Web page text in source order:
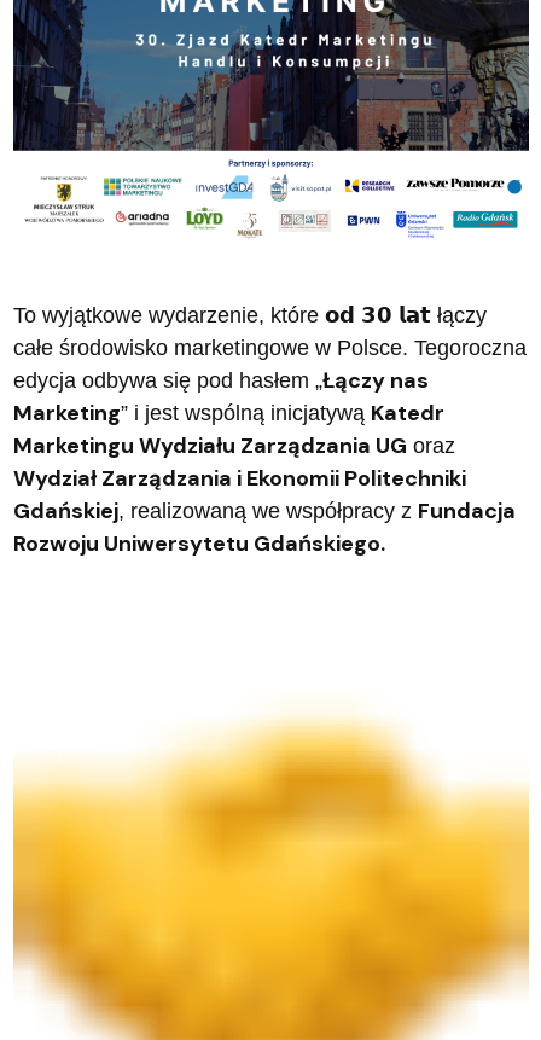
To wyjątkowe wydarzenie, które 𝗼𝗱 𝟯𝟬 𝗹𝗮𝘁łączy
całe środowisko marketingowe w Polsce. Tegoroczna
edycja odbywa się pod hasłem „Łączy nas
Marketing” i jest wspólną inicjatywą Katedr
Marketingu Wydziału Zarządzania UG oraz
Wydział Zarządzania i Ekonomii Politechniki
Gdańskiej, realizowaną we współpracy z Fundacja
Rozwoju Uniwersytetu Gdańskiego.